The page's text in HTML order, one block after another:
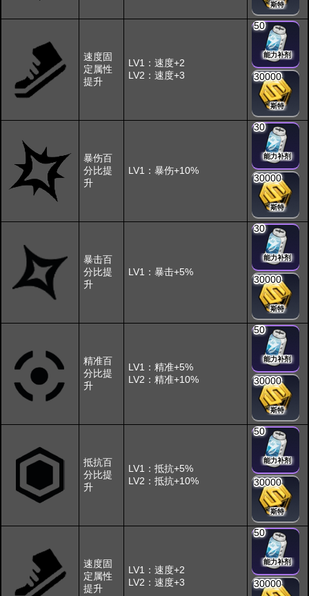
斯特
速度固
定属性
提升
LV1：速度+2
LV2：速度+3
50
能力补剂
30000
斯特
暴伤百
分比提
升
LV1：暴伤+10%
30
能力补剂
30000
斯特
暴击百
分比提
升
LV1：暴击+5%
30
能力补剂
30000
斯特
精准百
分比提
升
LV1：精准+5%
LV2：精准+10%
50
能力补剂
30000
斯特
抵抗百
分比提
升
LV1：抵抗+5%
LV2：抵抗+10%
50
能力补剂
30000
斯特
速度固
定属性
提升
LV1：速度+2
LV2：速度+3
50
能力补剂
30000